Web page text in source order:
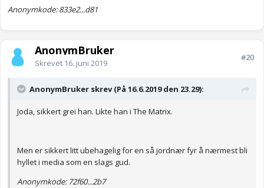
Anonymkode: 833e2...d81
AnonymBruker
Skrevet 16. juni 2019
#20
AnonymBruker skrev (På 16.6.2019 den 23.29):
Joda, sikkert grei han. Likte han i The Matrix.
Men er sikkert litt ubehagelig for en så jordnær fyr å nærmest bli
hyllet i media som en slags gud.
Anonymkode: 72f60...2b7